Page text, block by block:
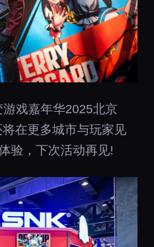
戏嘉年华2025北京
在更多城市与玩家见
验，下次活动再见!